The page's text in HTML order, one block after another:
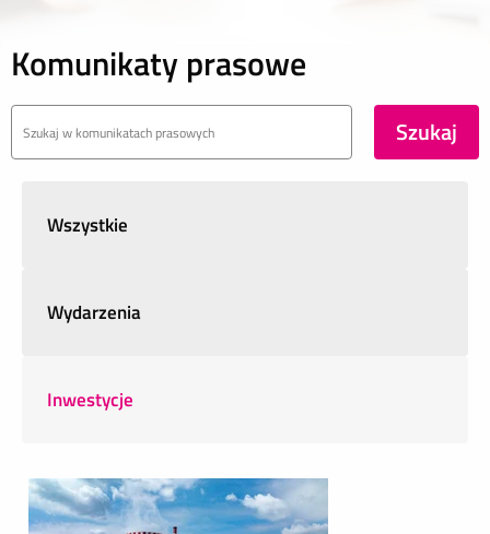
Komunikaty prasowe
Wszystkie
Wydarzenia
Inwestycje